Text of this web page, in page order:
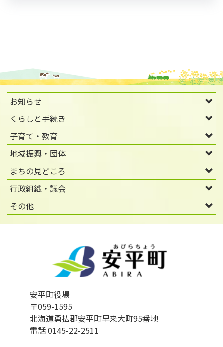
お知らせ
くらしと手続き
子育て・教育
地域振興・団体
まちの見どころ
行政組織・議会
その他
安平町役場
〒059-1595
北海道勇払郡安平町早来大町95番地
電話 0145-22-2511